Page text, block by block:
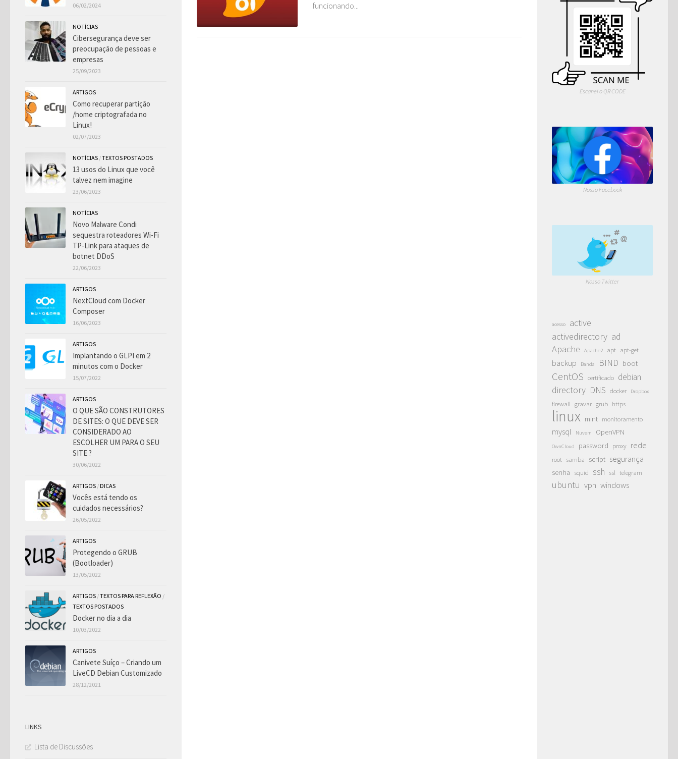
funcionando...
06/02/2024
NOTÍCIAS
Cibersegurança deve ser
preocupação de pessoas e
empresas
25/09/2023
ARTIGOS
Como recuperar partição
/home criptografada no
Linux!
02/07/2023
NOTÍCIAS /TEXTOS POSTADOS
13 usos do Linux que você
talvez nem imagine
23/06/2023
NOTÍCIAS
Novo Malware Condi
sequestra roteadores Wi-Fi
TP-Link para ataques de
botnet DDoS
22/06/2023
ARTIGOS
NextCloud com Docker
Composer
16/06/2023
ARTIGOS
Implantando o GLPI em 2
minutos com o Docker
15/07/2022
ARTIGOS
O QUE SÃO CONSTRUTORES
DE SITES: O QUE DEVE SER
CONSIDERADO AO
ESCOLHER UM PARA O SEU
SITE ?
30/06/2022
ARTIGOS /DICAS
Vocês está tendo os
cuidados necessários?
26/05/2022
ARTIGOS
Protegendo o GRUB
(Bootloader)
13/05/2022
ARTIGOS /TEXTOS PARA REFLEXÃO /
TEXTOS POSTADOS
Docker no dia a dia
10/03/2022
ARTIGOS
Canivete Suíço – Criando um
LiveCD Debian Customizado
28/12/2021
LINKS
Lista de Discussões
Escanei o QR CODE
Nosso Facebook
Nosso Twitter
acesso
active
activedirectory ad
Apache
Apache2 apt apt-get
backup Banda BIND boot
CentOS certificado debian
directory DNS docker Dropbox
firewall gravar grub https
linux mint monitoramento
mysql Nuvem OpenVPN
OwnCloud password proxy rede
root samba script segurança
senha squid ssh ssl telegram
ubuntu vpn windows